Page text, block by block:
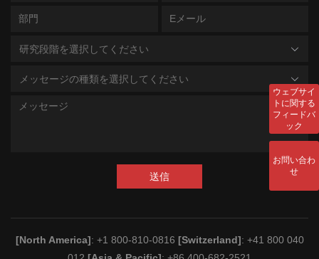
研究段階を選択してください
メッセージの種類を選択してください
送信
[North America]: +1 800-810-0816 [Switzerland]: +41 800 040
ウェブサイ
トに関する
フィードバ
ック
お問い合わ
せ